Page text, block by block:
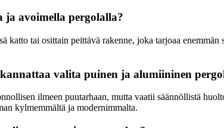
avoimella pergolalla?
katto tai osittain peittävä rakenne, joka tarjoaa
valita puinen ja alumiininen
ilmeen puutarhaan, mutta vaatii säännöllistä
kylmemmältä ja modernimmalta.